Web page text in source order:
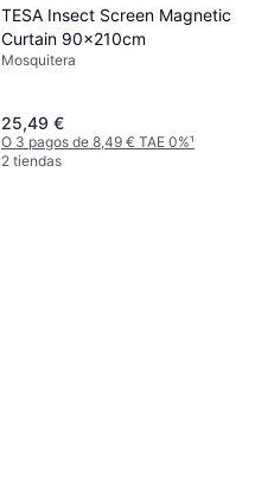
TESA Insect Screen Magnetic
Curtain 90x210cm
Mosquitera
25,49 €
O 3 pagos de 8,49 € TAE 0%¹
2 tiendas